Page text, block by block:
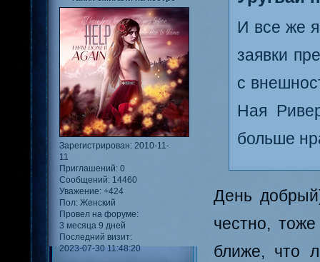
Зарегистрирован: 2010-11-
11
Приглашений: 0
Сообщений: 14460
Уважение: +424
Пол: Женский
Провел на форуме:
3 месяца 9 дней
Последний визит:
2023-07-30 11:48:20
И все же
заявки
с
Ная
больше
День
честно,
ближе, что